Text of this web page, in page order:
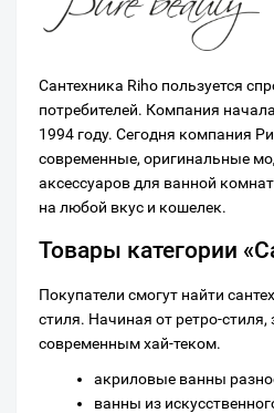
Сантехника Riho пользуется
потребителей. Компания
1994 году. Сегодня компания
современные, оригинальные
аксессуаров для ванной
на любой вкус и кошелек.
Товары категории
Покупатели смогут найти
стиля. Начиная от ретро-стиля,
современным хай-теком.
акриловые ванны
ванны из